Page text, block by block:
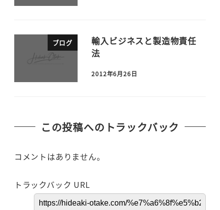
ブログ
輸入ビジネスと製造物責任
法
2012年6月26日
この投稿へのトラックバック
コメントはありません。
トラックバック URL